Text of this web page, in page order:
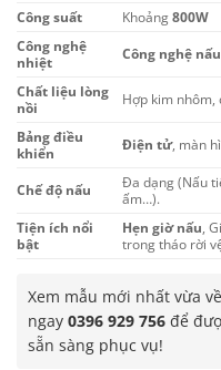
Công suất
Khoảng800W
Công nghệ
nhiệt
Công nghệ
Chất liệu lòng
nồi
Hợp kim nhôm,
Bảng điều
khiển
Điện tử, màn
Chế độ nấu
Đa dạng (Nấu
ấm…).
Tiện ích nổi
bật
Hẹn giờ nấu,
trong tháo rời
Xem mẫu mới nhất vừa
ngay 0396 929 756 để
sẵn sàng phục vụ!